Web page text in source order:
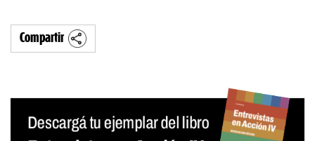
Compartir